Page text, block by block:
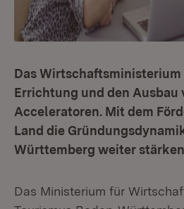
Das
Errichtung und den Ausbau
Acceleratoren. Mit dem
Land die
Württemberg weiter
Das Ministerium für